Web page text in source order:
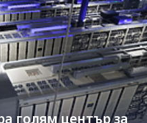
голям център за